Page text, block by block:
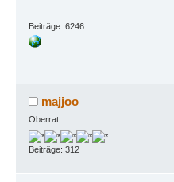
Beiträge: 6246
majjoo
Oberrat
Beiträge: 312